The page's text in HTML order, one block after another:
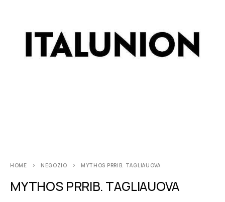
HOME NEGOZIO MYTHOS PRRIB. TAGLIAUOVA
MYTHOS PRRIB. TAGLIAUOVA